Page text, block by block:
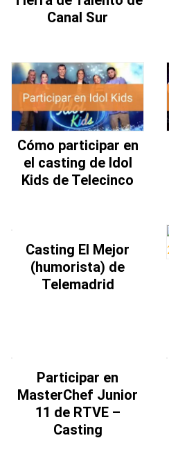
Canal Sur
Cómo participar en
el casting de Idol
Kids de Telecinco
Casting El Mejor
(humorista) de
Telemadrid
Participar en
MasterChef Junior
11 de RTVE –
Casting